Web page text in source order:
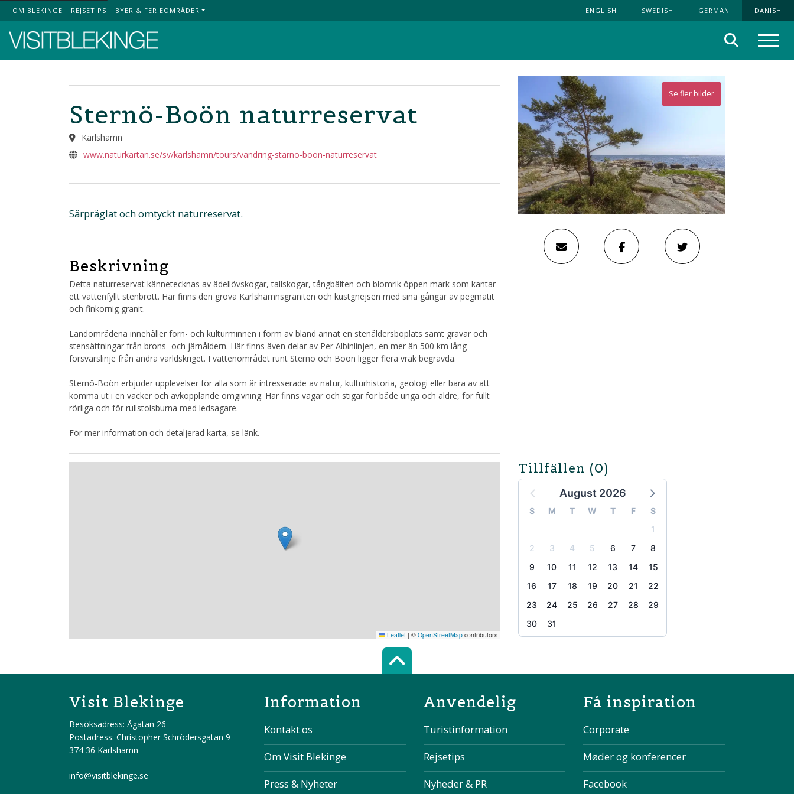
Top Menu
OM BLEKINGE REJSETIPS BYER & FERIEOMRÅDER ENGLISH SWEDISH GERMAN DANISH
Søg
Se fler bilder
Sternö-Boön naturreservat
Karlshamn
www.naturkartan.se/sv/karlshamn/tours/vandring-starno-boon-naturreservat
Särpräglat och omtyckt naturreservat.
Beskrivning
Detta naturreservat kännetecknas av ädellövskogar, tallskogar, tångbälten och blomrik öppen mark som kantar
ett vattenfyllt stenbrott. Här finns den grova Karlshamnsgraniten och kustgnejsen med sina gångar av pegmatit
och finkornig granit.
Landområdena innehåller forn- och kulturminnen i form av bland annat en stenåldersboplats samt gravar och
stensättningar från brons- och järnåldern. Här finns även delar av Per Albinlinjen, en mer än 500 km lång
försvarslinje från andra världskriget. I vattenområdet runt Sternö och Boön ligger flera vrak begravda.
Sternö-Boön erbjuder upplevelser för alla som är intresserade av natur, kulturhistoria, geologi eller bara av att
komma ut i en vacker och avkopplande omgivning. Här finns vägar och stigar för både unga och äldre, för fullt
rörliga och för rullstolsburna med ledsagare.
För mer information och detaljerad karta, se länk.
Tillfällen (0)
August 2026
S M T W T F
S
1
2
3 4 5 6 7
8
9
10 11 12 13 14
15
16
17 18 19 20 21
22
23
24 25 26 27 28
29
30
31
Leaflet | © OpenStreetMap contributors
Scroll top of the page
Visit Blekinge
Besöksadress: Ågatan 26
Postadress: Christopher Schrödersgatan 9
374 36 Karlshamn
info@visitblekinge.se
Information
Kontakt os
Om Visit Blekinge
Press & Nyheter
Anvendelig
Turistinformation
Rejsetips
Nyheder & PR
Få inspiration
Corporate
Møder og konferencer
Facebook